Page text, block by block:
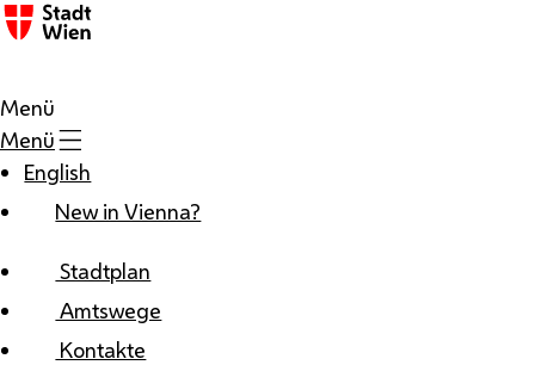
Zum Inhalt
Menü
Menü
English
New in Vienna?
Stadtplan
Amtswege
Kontakte